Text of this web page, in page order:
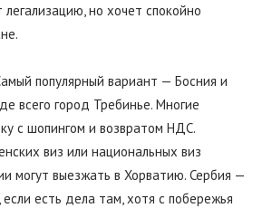
легализацию, но хочет спокойно
популярный вариант — Босния и
всего город Требинье. Многие
с шопингом и возвратом НДС.
виз или национальных виз
могут выезжать в Хорватию. Сербия —
есть дела там, хотя с побережья